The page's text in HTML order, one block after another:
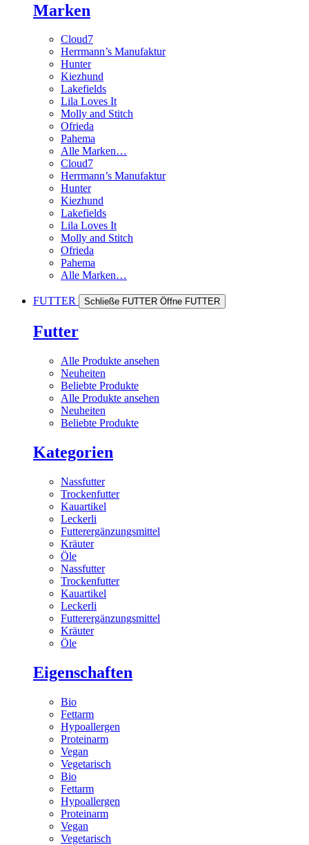
Marken
Cloud7
Herrmann’s Manufaktur
Hunter
Kiezhund
Lakefields
Lila Loves It
Molly and Stitch
Ofrieda
Pahema
Alle Marken…
Cloud7
Herrmann’s Manufaktur
Hunter
Kiezhund
Lakefields
Lila Loves It
Molly and Stitch
Ofrieda
Pahema
Alle Marken…
FUTTER Schließe FUTTER Öffne FUTTER
Futter
Alle Produkte ansehen
Neuheiten
Beliebte Produkte
Alle Produkte ansehen
Neuheiten
Beliebte Produkte
Kategorien
Nassfutter
Trockenfutter
Kauartikel
Leckerli
Futterergänzungsmittel
Kräuter
Öle
Nassfutter
Trockenfutter
Kauartikel
Leckerli
Futterergänzungsmittel
Kräuter
Öle
Eigenschaften
Bio
Fettarm
Hypoallergen
Proteinarm
Vegan
Vegetarisch
Bio
Fettarm
Hypoallergen
Proteinarm
Vegan
Vegetarisch